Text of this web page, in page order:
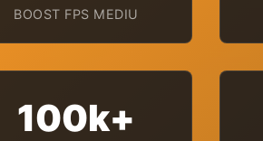
BOOST FPS MEDIU
100k+